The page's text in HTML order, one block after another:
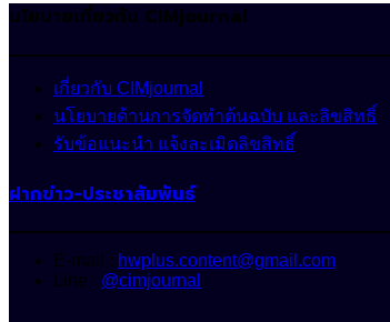
นโยบายเกี่ยวกับ CIMjournal
เกี่ยวกับ CIMjournal
นโยบายด้านการจัดทำต้นฉบับ และลิขสิทธิ์
รับข้อแนะนำ แจ้งละเมิดลิขสิทธิ์
ฝากข่าว-ประชาสัมพันธ์
E-mail : hwplus.content@gmail.com
Line : @cimjournal